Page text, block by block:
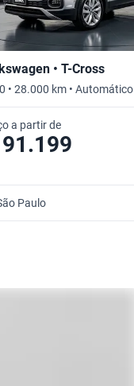
• T-Cross
• 28.000 km • Automático
a partir de
91.199
Paulo